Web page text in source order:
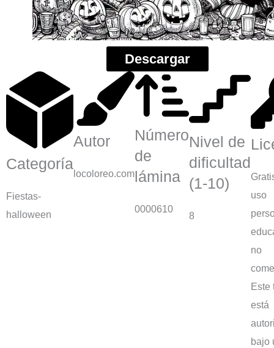
Descargar
Categoría
Fiestas-
halloween
Autor
locoloreo.com
Número
de
lámina
0000610
Nivel de
dificultad
(1-10)
8
uso
no
Este
está
bajo